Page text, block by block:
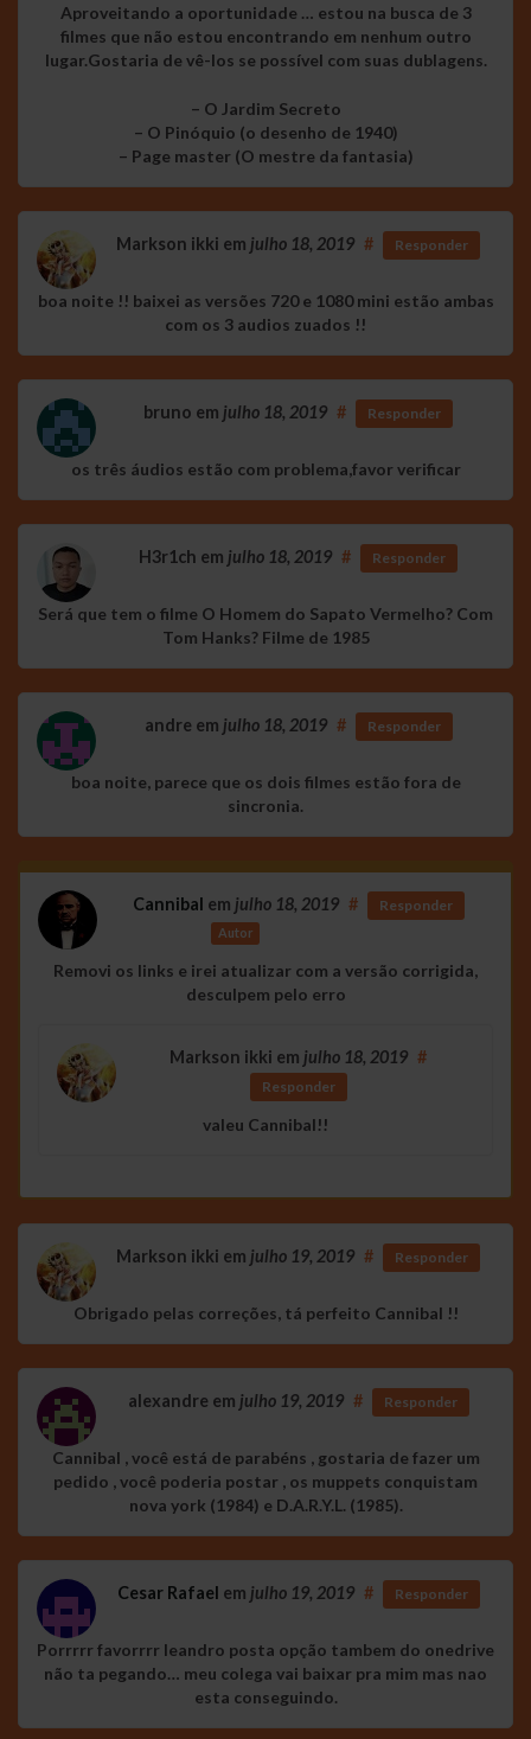
Aproveitando a oportunidade … estou na busca de 3
filmes que não estou encontrando em nenhum outro
lugar.Gostaria de vê-los se possível com suas dublagens.
– O Jardim Secreto
– O Pinóquio (o desenho de 1940)
– Page master (O mestre da fantasia)
Markson ikki em julho 18, 2019 # Responder
boa noite !! baixei as versões 720 e 1080 mini estão ambas
com os 3 audios zuados !!
bruno em julho 18, 2019 # Responder
os três áudios estão com problema,favor verificar
H3r1ch em julho 18, 2019 # Responder
Será que tem o filme O Homem do Sapato Vermelho? Com
Tom Hanks? Filme de 1985
andre em julho 18, 2019 # Responder
boa noite, parece que os dois filmes estão fora de
sincronia.
Cannibal em julho 18, 2019
Autor
# Responder
Removi os links e irei atualizar com a versão corrigida,
desculpem pelo erro
Markson ikki em julho 18, 2019 #
Responder
valeu Cannibal!!
Markson ikki em julho 19, 2019 # Responder
Obrigado pelas correções, tá perfeito Cannibal !!
alexandre em julho 19, 2019 # Responder
Cannibal , você está de parabéns , gostaria de fazer um
pedido , você poderia postar , os muppets conquistam
nova york (1984) e D.A.R.Y.L. (1985).
Cesar Rafael em julho 19, 2019 # Responder
Porrrrr favorrrr leandro posta opção tambem do onedrive
não ta pegando… meu colega vai baixar pra mim mas nao
esta conseguindo.